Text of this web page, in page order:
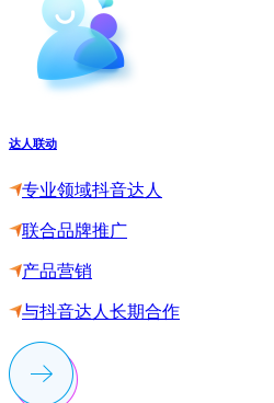
达人联动
专业领域抖音达人
联合品牌推广
产品营销
与抖音达人长期合作